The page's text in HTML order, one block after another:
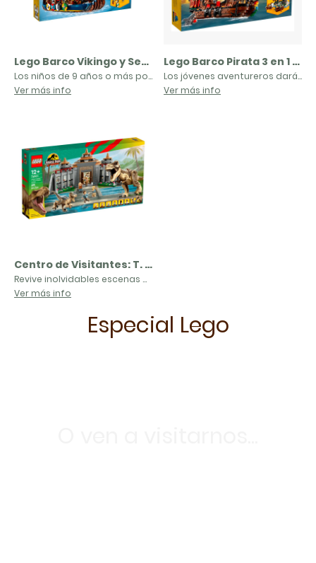
Lego Barco Vikingo y Serpiente Midgard 3 en 1 | 31132
Los niños de 9 años o más podrán interpretar apasionantes historias con el set de construcción LEGO® Creator 3en1 Barco Vikingo y Serpiente Midgard (31132). Incluye un modelo de un barco vikingo tradicional adornado con 8 escudos, una ballesta que dispara, una vaca para construir y 2 cuervos también para construir, además de la serpiente marina Midgard articulada que los peques harán que cobren vida en divertidas escenas.
Ver más info
Lego Barco Pirata 3 en 1 | 31109
Los jóvenes aventureros darán alas a su imaginación con 1 de 3 modelos piratas: el Barco Pirata, una taberna pirata o la isla Calavera.
Ver más info
Centro de Visitantes: T. Rex y Ataque del Raptor | 76961
Revive inolvidables escenas de tensión de Parque Jurásico con el juego LEGO® Centro de Visitantes: T. rex y Ataque del Raptor (76961), un set para construir, jugar, exponer y coleccionar dirigido a mayores de 12 años. La característica arquitectura del Centro de Visitantes se ha reproducido al estilo LEGO y el vestíbulo, la cocina/zona de comedor y el laboratorio están divididos por pantallas semitransparentes con motivos gráficos que representan dinosaurios. Coloca el esqueleto del T. rex construible en el vestíbulo y haz que caiga al suelo la pancarta con la leyenda “When dinosaurs ruled the Earth” accionando un mecanismo durante el enfrentamiento de las figuras articuladas de juguete del T. rex y el Velocirraptor.
Ver más info
Especial Lego